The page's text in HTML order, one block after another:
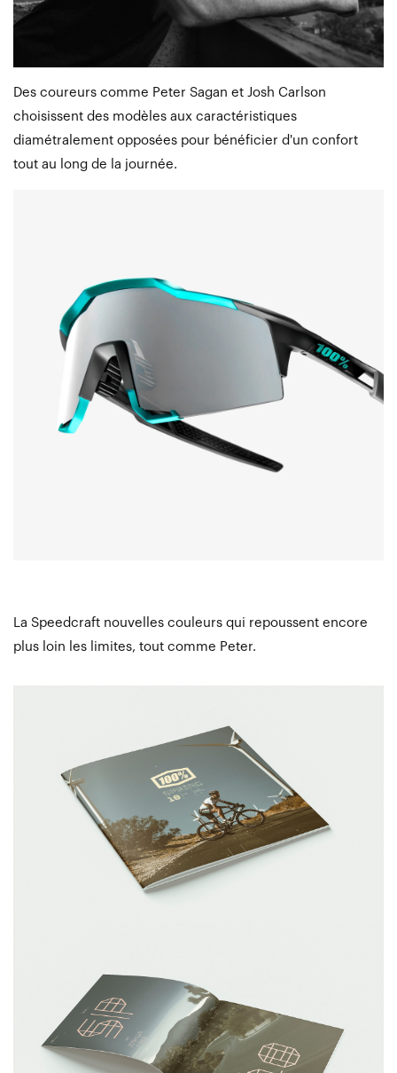
Des coureurs comme Peter Sagan et Josh Carlson
choisissent des modèles aux caractéristiques
diamétralement opposées pour bénéficier d'un confort
tout au long de la journée.
La Speedcraft nouvelles couleurs qui repoussent encore
plus loin les limites, tout comme Peter.